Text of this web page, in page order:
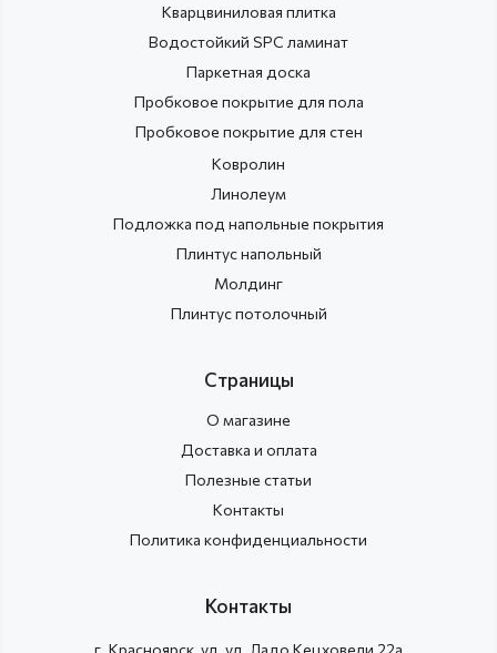
Кварцвиниловая плитка
Водостойкий SPC ламинат
Паркетная доска
Пробковое покрытие для пола
Пробковое покрытие для стен
Ковролин
Линолеум
Подложка под напольные покрытия
Плинтус напольный
Молдинг
Плинтус потолочный
Страницы
О магазине
Доставка и оплата
Полезные статьи
Контакты
Политика конфиденциальности
Контакты
г. Красноярск , ул. ул. Ладо Кецховели 22а